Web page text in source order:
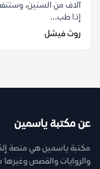
آلاف من السنين،
إذا طب...
روث فيشل
عن مكتبة ياسمين
مكتبة ياسمين هي منصة